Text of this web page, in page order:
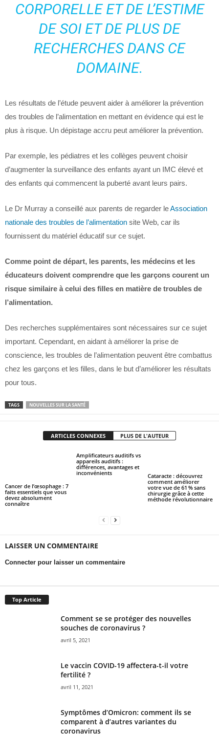
CORPORELLE ET DE L’ESTIME
DE SOI ET DE PLUS DE
RECHERCHES DANS CE
DOMAINE.
Les résultats de l’étude peuvent aider à améliorer la prévention
des troubles de l’alimentation en mettant en évidence qui est le
plus à risque. Un dépistage accru peut améliorer la prévention.
Par exemple, les pédiatres et les collèges peuvent choisir
d’augmenter la surveillance des enfants ayant un IMC élevé et
des enfants qui commencent la puberté avant leurs pairs.
Le Dr Murray a conseillé aux parents de regarder leAssociation
nationale des troubles de l’alimentation site Web, car ils
fournissent du matériel éducatif sur ce sujet.
Comme point de départ, les parents, les médecins et les
éducateurs doivent comprendre que les garçons courent un
risque similaire à celui des filles en matière de troubles de
l’alimentation.
Des recherches supplémentaires sont nécessaires sur ce sujet
important. Cependant, en aidant à améliorer la prise de
conscience, les troubles de l’alimentation peuvent être combattus
chez les garçons et les filles, dans le but d’améliorer les résultats
pour tous.
TAGS NOUVELLES SUR LA SANTÉ
ARTICLES CONNEXES PLUS DE L'AUTEUR
Cancer de l’œsophage : 7
faits essentiels que vous
devez absolument
connaître
Amplificateurs auditifs vs
appareils auditifs :
différences, avantages et
inconvénients
Cataracte : découvrez
comment améliorer
votre vue de 61 % sans
chirurgie grâce à cette
méthode révolutionnaire
LAISSER UN COMMENTAIRE
Connecter pour laisser un commentaire
Top Article
Comment se se protéger des nouvelles
souches de coronavirus ?
avril 5, 2021
Le vaccin COVID-19 affectera-t-il votre
fertilité ?
avril 11, 2021
Symptômes d’Omicron: comment ils se
comparent à d’autres variantes du
coronavirus